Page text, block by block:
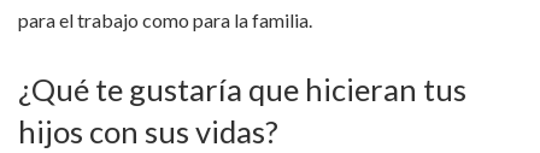
para el trabajo como para la familia.
¿Qué te gustaría que hicieran tus
hijos con sus vidas?